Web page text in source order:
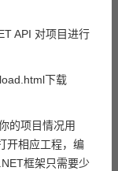
API 对项目进行
下载
的项目情况用
开相应工程，编
框架只需要少